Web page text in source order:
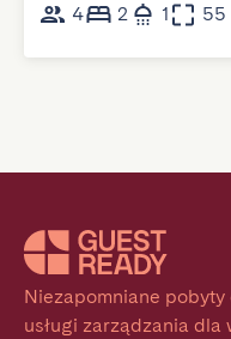
4
2 1 55
Niezapomniane
usługi zarządzania dla